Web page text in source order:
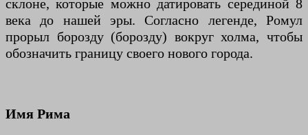
склоне, которые можно датировать серединой 8
века до нашей эры. Согласно легенде, Ромул
прорыл борозду (борозду) вокруг холма, чтобы
обозначить границу своего нового города.
Имя Рима